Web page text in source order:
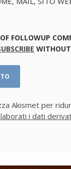
FOLLOWUP
Akismet per
i dati